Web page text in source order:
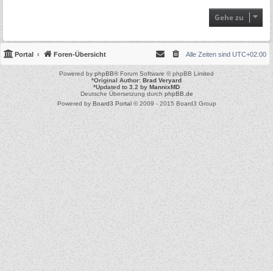
Gehe zu
Portal Foren-Übersicht Alle Zeiten sind UTC+02:00
Powered byphpBB® Forum Software © phpBB Limited
*Original Author:Brad Veryard
*Updated to 3.2 byMannixMD
Deutsche Übersetzung durchphpBB.de
Powered byBoard3 Portal© 2009 - 2015 Board3 Group